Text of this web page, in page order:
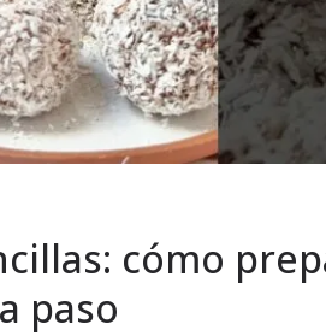
cómo
paso